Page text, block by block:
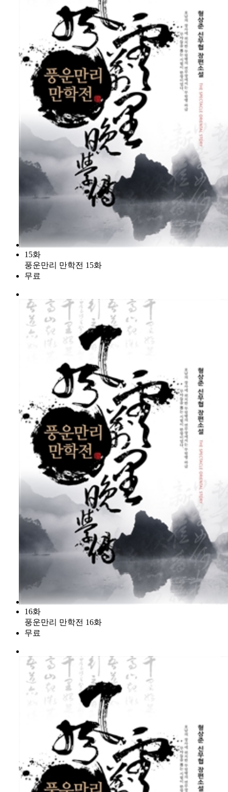
15화
풍운만리 만학전 15화
무료
16화
풍운만리 만학전 16화
무료